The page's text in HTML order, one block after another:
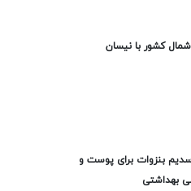
کشور با نیسان
بنزوات برای پوست و
بهداشتی